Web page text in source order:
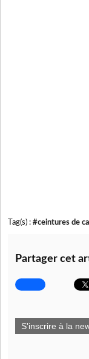
Tag(s) : #ceintures de
Partager cet
S'inscrire à la